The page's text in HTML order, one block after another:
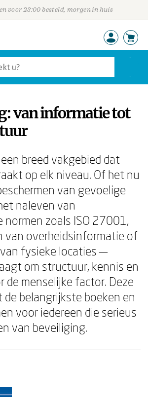
voor 23:00 besteld, morgen in huis
van informatie tot
breed vakgebied dat
op elk niveau. Of het nu
van gevoelige
naleven van
normen zoals ISO 27001,
van overheidsinformatie of
fysieke locaties —
om structuur, kennis en
de menselijke factor. Deze
de belangrijkste boeken en
voor iedereen die serieus
van beveiliging.